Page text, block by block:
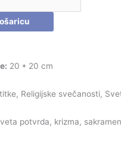
20 * 20 cm
Religijske svečanosti,
potvrda, krizma,